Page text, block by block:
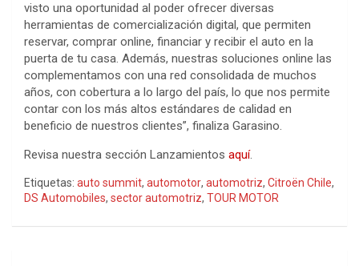
visto una oportunidad al poder ofrecer diversas
herramientas de comercialización digital, que permiten
reservar, comprar online, financiar y recibir el auto en la
puerta de tu casa. Además, nuestras soluciones online las
complementamos con una red consolidada de muchos
años, con cobertura a lo largo del país, lo que nos permite
contar con los más altos estándares de calidad en
beneficio de nuestros clientes”, finaliza Garasino.
Revisa nuestra sección Lanzamientos aquí.
Etiquetas: auto summit, automotor, automotriz, Citroën Chile,
DS Automobiles, sector automotriz, TOUR MOTOR